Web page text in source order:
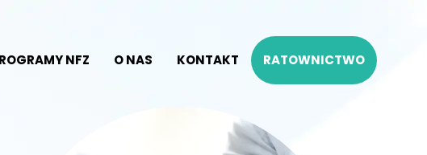
NFZ O NAS KONTAKT RATOWNICTWO